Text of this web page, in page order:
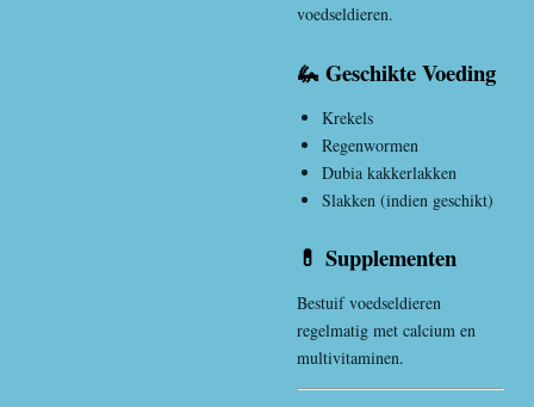
voedseldieren.
🦗 Geschikte Voeding
Krekels
Regenwormen
Dubia kakkerlakken
Slakken (indien geschikt)
💊 Supplementen
Bestuif voedseldieren
regelmatig met calcium en
multivitaminen.